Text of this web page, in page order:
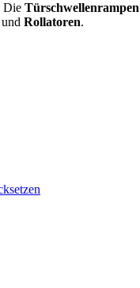
Die Türschwellenrampen
und Rollatoren.